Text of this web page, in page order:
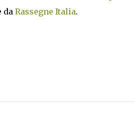
da Rassegne Italia.